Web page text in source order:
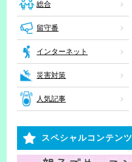
総合
留守番
インターネット
災害対策
人気記事
スペシャルコンテンツ